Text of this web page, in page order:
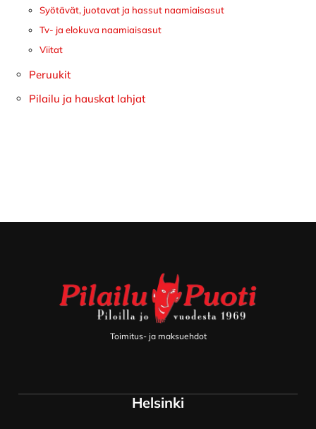
Syötävät, juotavat ja hassut naamiaisasut
Tv- ja elokuva naamiaisasut
Viitat
Peruukit
Pilailu ja hauskat lahjat
Toimitus- ja maksuehdot
Helsinki